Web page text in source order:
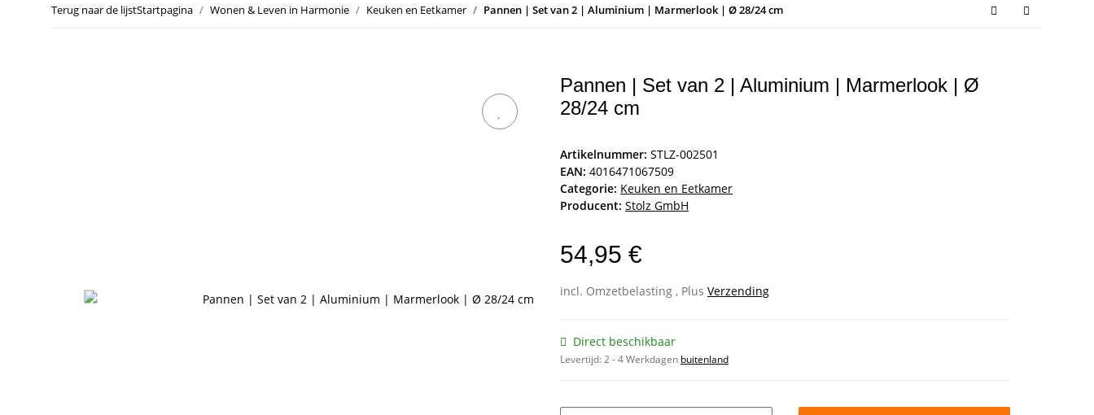
Terug naar de lijstStartpagina Wonen & Leven in Harmonie Keuken en Eetkamer Pannen | Set van 2 | Aluminium | Marmerlook | Ø 28/24 cm
Pannen | Set van 2 | Aluminium | Marmerlook | Ø
28/24 cm
Artikelnummer: STLZ-002501
EAN: 4016471067509
Categorie: Keuken en Eetkamer
Producent: Stolz GmbH
54,95 €
incl. Omzetbelasting , Plus Verzending
Direct beschikbaar
Levertijd:2 - 4 Werkdagen buitenland